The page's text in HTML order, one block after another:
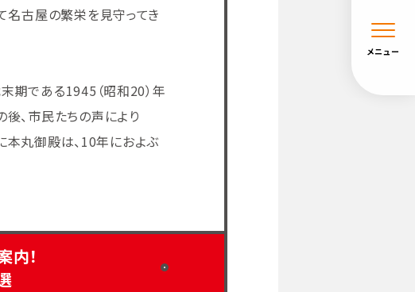
メニュー
古屋の繁栄を見守ってき
期である1945（昭和20）年
、市民たちの声により
本丸御殿は、10年におよぶ
内！